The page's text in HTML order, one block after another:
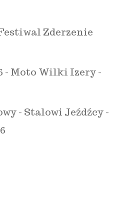
Zderzenie
- Moto Wilki Izery -
- Stalowi Jeźdźcy -